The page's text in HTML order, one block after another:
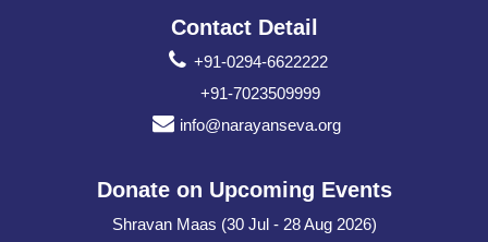
Contact Detail
+91-0294-6622222
+91-7023509999
info@narayanseva.org
Donate on Upcoming Events
Shravan Maas (30 Jul - 28 Aug 2026)